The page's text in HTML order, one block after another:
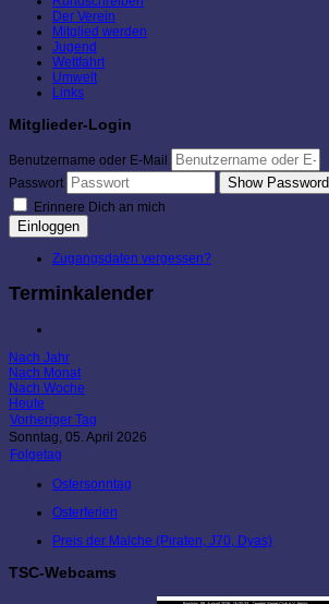
Der Verein
Mitglied werden
Jugend
Wettfahrt
Umwelt
Links
Mitglieder-Login
Benutzername oder E-Mail
Passwort
Show Password
Erinnere Dich an mich
Einloggen
Zugangsdaten vergessen?
Terminkalender
Nach Jahr
Nach Monat
Nach Woche
Heute
Vorheriger Tag
Sonntag, 05. April 2026
Folgetag
Ostersonntag
Osterferien
Preis der Malche (Piraten, J70, Dyas)
TSC-Webcams